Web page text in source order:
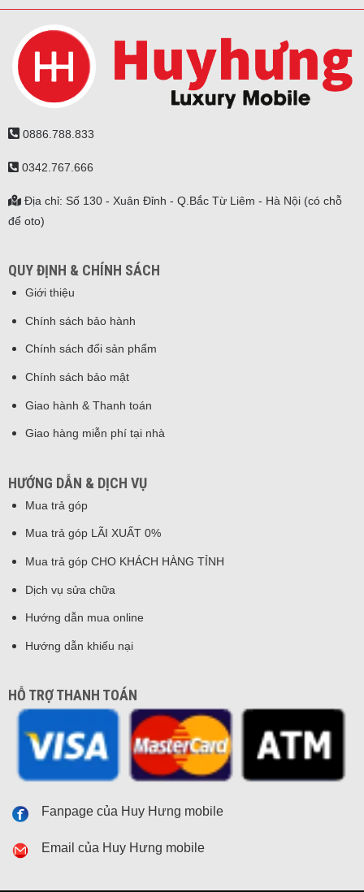
0886.788.833
0342.767.666
Địa chỉ: Số 130 - Xuân Đỉnh - Q.Bắc Từ Liêm - Hà Nội (có chỗ
để oto)
QUY ĐỊNH & CHÍNH SÁCH
Giới thiệu
Chính sách bảo hành
Chính sách đổi sản phẩm
Chính sách bảo mật
Giao hành & Thanh toán
Giao hàng miễn phí tại nhà
HƯỚNG DẪN & DỊCH VỤ
Mua trả góp
Mua trả góp LÃI XUẤT 0%
Mua trả góp CHO KHÁCH HÀNG TỈNH
Dịch vụ sửa chữa
Hướng dẫn mua online
Hướng dẫn khiếu nại
HỖ TRỢ THANH TOÁN
Fanpage của Huy Hưng mobile
Email của Huy Hưng mobile